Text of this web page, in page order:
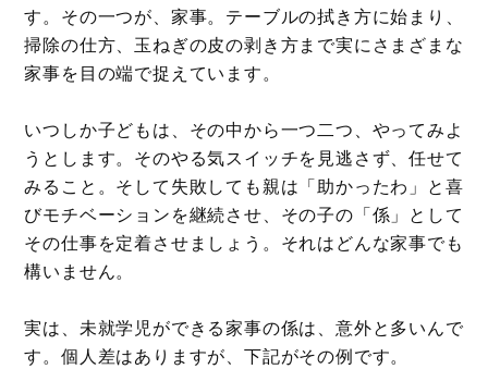
す。その一つが、家事。テーブルの拭き方に始まり、
掃除の仕方、玉ねぎの皮の剥き方まで実にさまざまな
家事を目の端で捉えています。
いつしか子どもは、その中から一つ二つ、やってみよ
うとします。そのやる気スイッチを見逃さず、任せて
みること。そして失敗しても親は「助かったわ」と喜
びモチベーションを継続させ、その子の「係」として
その仕事を定着させましょう。それはどんな家事でも
構いません。
実は、未就学児ができる家事の係は、意外と多いんで
す。個人差はありますが、下記がその例です。